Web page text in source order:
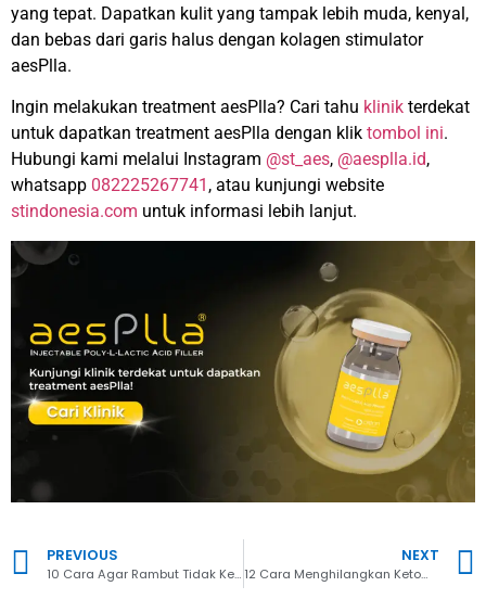
yang tepat. Dapatkan kulit yang tampak lebih muda, kenyal,
dan bebas dari garis halus dengan kolagen stimulator
aesPlla.
Ingin melakukan treatment aesPlla? Cari tahu klinik terdekat
untuk dapatkan treatment aesPlla dengan klik tombol ini.
Hubungi kami melalui Instagram @st_aes, @aesplla.id,
whatsapp 082225267741 , atau kunjungi website
stindonesia.com untuk informasi lebih lanjut.
PREVIOUS
10 Cara Agar Rambut Tidak Kering dan Tetap Lembap
NEXT
12 Cara Menghilangkan Ketombe Alami dengan Ampuh